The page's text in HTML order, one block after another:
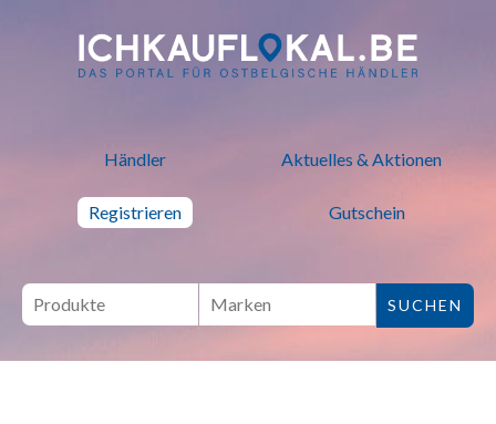
ich kauf lokal - Bei lokalen
Händler Aktuelles & Aktionen
Registrieren Gutschein